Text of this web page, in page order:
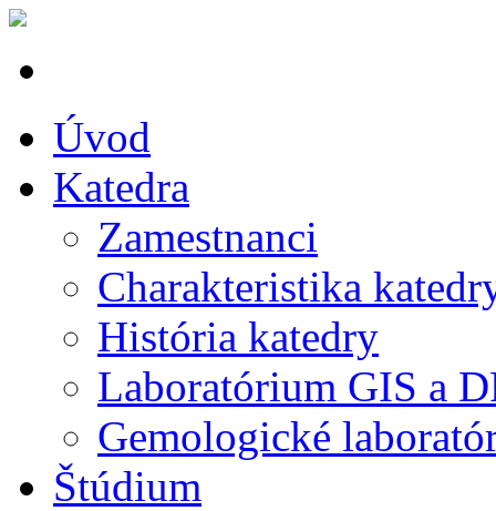
Úvod
Katedra
Zamestnanci
Charakteristika
História katedry
Laboratórium GIS a
Gemologické
Štúdium